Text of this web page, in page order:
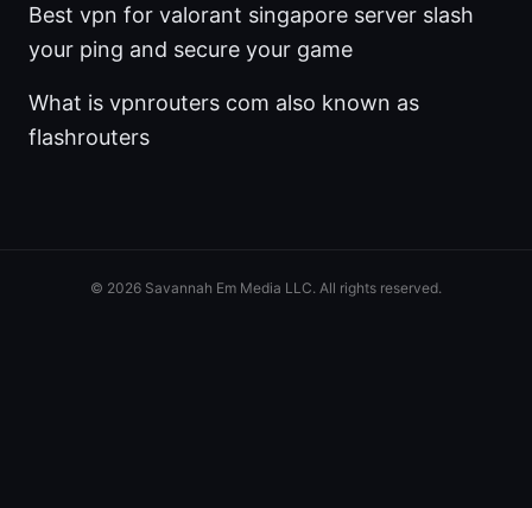
Best vpn for valorant singapore server slash
your ping and secure your game
What is vpnrouters com also known as
flashrouters
© 2026 Savannah Em Media LLC. All rights reserved.